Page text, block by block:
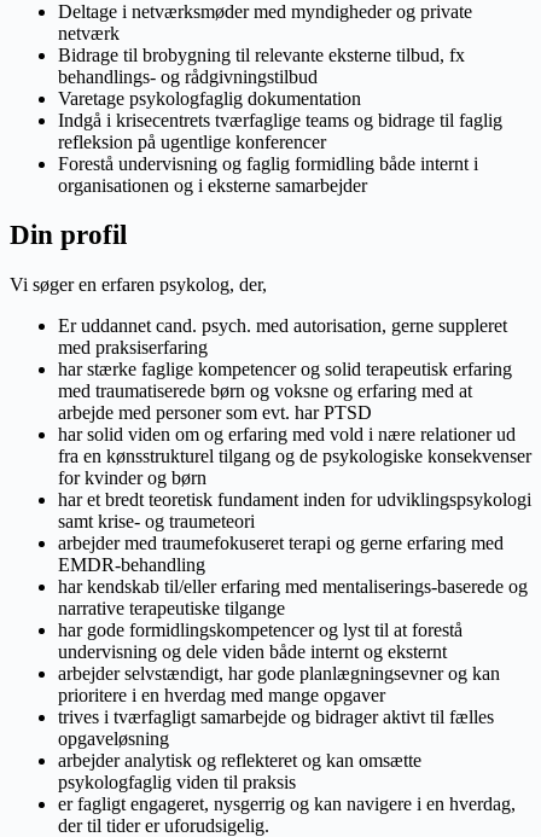
Deltage i netværksmøder med myndigheder og private
netværk
Bidrage til brobygning til relevante eksterne tilbud, fx
behandlings- og rådgivningstilbud
Varetage psykologfaglig dokumentation
Indgå i krisecentrets tværfaglige teams og bidrage til faglig
refleksion på ugentlige konferencer
Forestå undervisning og faglig formidling både internt i
organisationen og i eksterne samarbejder
Din profil
Vi søger en erfaren psykolog, der,
Er uddannet cand. psych. med autorisation, gerne suppleret
med praksiserfaring
har stærke faglige kompetencer og solid terapeutisk erfaring
med traumatiserede børn og voksne og erfaring med at
arbejde med personer som evt. har PTSD
har solid viden om og erfaring med vold i nære relationer ud
fra en kønsstrukturel tilgang og de psykologiske konsekvenser
for kvinder og børn
har et bredt teoretisk fundament inden for udviklingspsykologi
samt krise- og traumeteori
arbejder med traumefokuseret terapi og gerne erfaring med
EMDR-behandling
har kendskab til/eller erfaring med mentaliserings-baserede og
narrative terapeutiske tilgange
har gode formidlingskompetencer og lyst til at forestå
undervisning og dele viden både internt og eksternt
arbejder selvstændigt, har gode planlægningsevner og kan
prioritere i en hverdag med mange opgaver
trives i tværfagligt samarbejde og bidrager aktivt til fælles
opgaveløsning
arbejder analytisk og reflekteret og kan omsætte
psykologfaglig viden til praksis
er fagligt engageret, nysgerrig og kan navigere i en hverdag,
der til tider er uforudsigelig.